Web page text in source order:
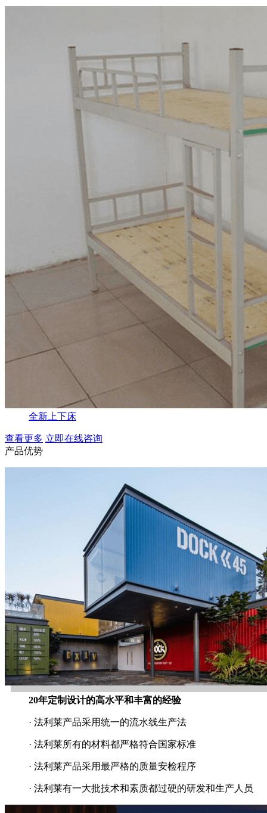
全新上下床
查看更多 立即在线咨询
产品优势
20年定制设计的高水平和丰富的经验
· 法利莱产品采用统一的流水线生产法
· 法利莱所有的材料都严格符合国家标准
· 法利莱产品采用最严格的质量安检程序
· 法利莱有一大批技术和素质都过硬的研发和生产人员